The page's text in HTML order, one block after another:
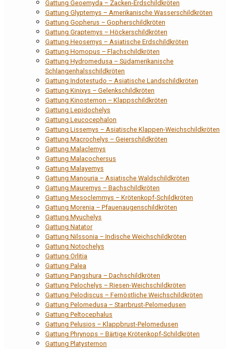
Gattung Geoemyda – Zacken-Erdschildkröten
Gattung Glyptemys – Amerikanische Wasserschildkröten
Gattung Gopherus – Gopherschildkröten
Gattung Graptemys – Höckerschildkröten
Gattung Heosemys – Asiatische Erdschildkröten
Gattung Homopus – Flachschildkröten
Gattung Hydromedusa – Südamerikanische
Schlangenhalsschildkröten
Gattung Indotestudo – Asiatische Landschildkröten
Gattung Kinixys – Gelenkschildkröten
Gattung Kinosternon – Klappschildkröten
Gattung Lepidochelys
Gattung Leucocephalon
Gattung Lissemys – Asiatische Klappen-Weichschildkröten
Gattung Macrochelys – Geierschildkröten
Gattung Malaclemys
Gattung Malacochersus
Gattung Malayemys
Gattung Manouria – Asiatische Waldschildkröten
Gattung Mauremys – Bachschildkröten
Gattung Mesoclemmys – Krötenkopf-Schildkröten
Gattung Morenia – Pfauenaugenschildkröten
Gattung Myuchelys
Gattung Natator
Gattung Nilssonia – Indische Weichschildkröten
Gattung Notochelys
Gattung Orlitia
Gattung Palea
Gattung Pangshura – Dachschildkröten
Gattung Pelochelys – Riesen-Weichschildkröten
Gattung Pelodiscus – Fernöstliche Weichschildkröten
Gattung Pelomedusa – Starrbrust-Pelomedusen
Gattung Peltocephalus
Gattung Pelusios – Klappbrust-Pelomedusen
Gattung Phrynops – Bärtige Krötenkopf-Schildkröten
Gattung Platysternon